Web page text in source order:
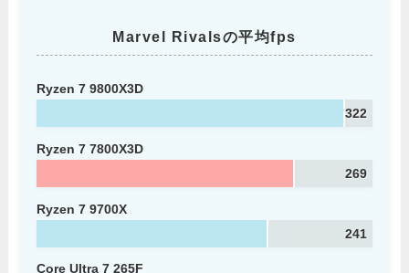
Marvel Rivalsの平均fps
Ryzen 7 9800X3D
322
Ryzen 7 7800X3D
269
Ryzen 7 9700X
241
Core Ultra 7 265F